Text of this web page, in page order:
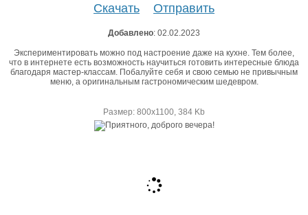
Скачать Отправить
Добавлено: 02.02.2023
Экспериментировать можно под настроение даже на кухне. Тем более,
что в интернете есть возможность научиться готовить интересные блюда
благодаря мастер-классам. Побалуйте себя и свою семью не привычным
меню, а оригинальным гастрономическим шедевром.
Размер: 800х1100, 384 Kb